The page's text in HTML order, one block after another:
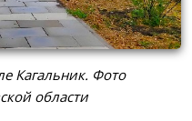
Кагальник. Фото
области